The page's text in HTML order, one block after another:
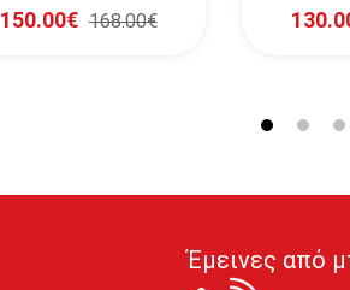
150.00€ 168.00€
Έμεινες από